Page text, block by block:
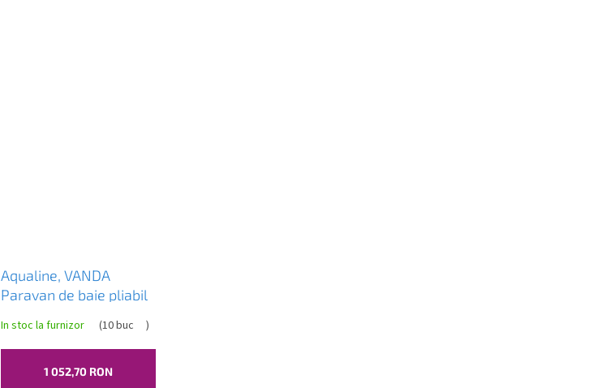
Aqualine, VANDA
Paravan de baie pliabil
sticla caramida,
AQ1140
In stoc la furnizor (10 buc )
1 052,70 RON